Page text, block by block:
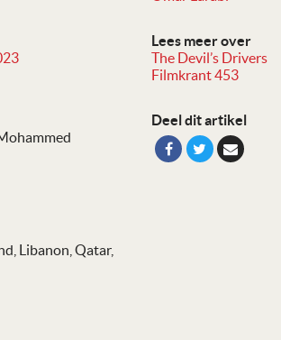
Lees meer over
The Devil’s Drivers
Filmkrant 453
Libanon, Qatar,
Deel dit artikel